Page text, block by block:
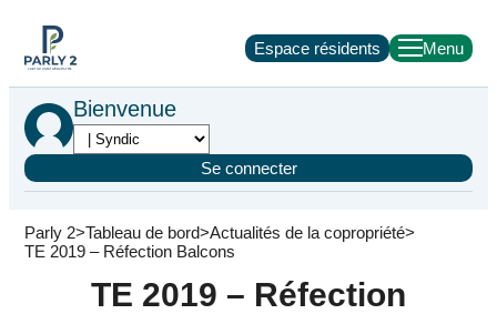
Espace résidents
Bienvenue
Se connecter
Parly 2 Tableau de bord Actualités de la copropriété
TE 2019 – Réfection Balcons
TE 2019 – Réfection